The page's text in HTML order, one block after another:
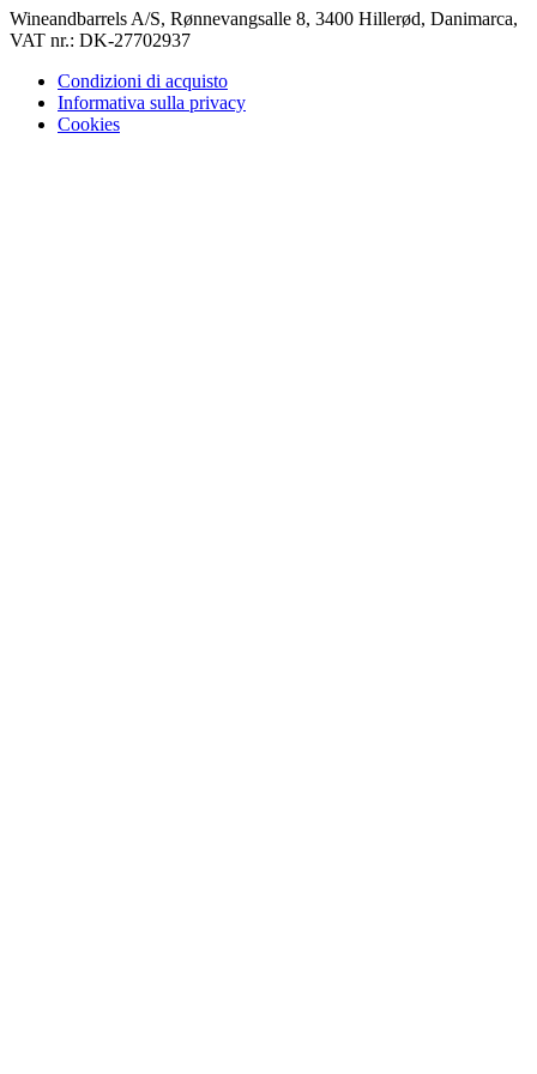
Wineandbarrels A/S, Rønnevangsalle 8, 3400 Hillerød, Danimarca,
VAT nr.: DK-27702937
Condizioni di acquisto
Informativa sulla privacy
Cookies